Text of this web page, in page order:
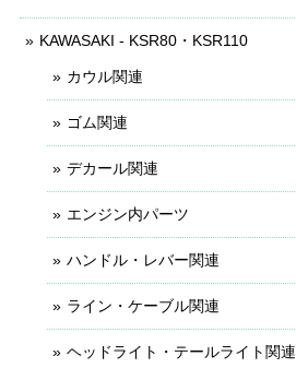
KAWASAKI - KSR80・KSR110
カウル関連
ゴム関連
デカール関連
エンジン内パーツ
ハンドル・レバー関連
ライン・ケーブル関連
ヘッドライト・テールライト関連